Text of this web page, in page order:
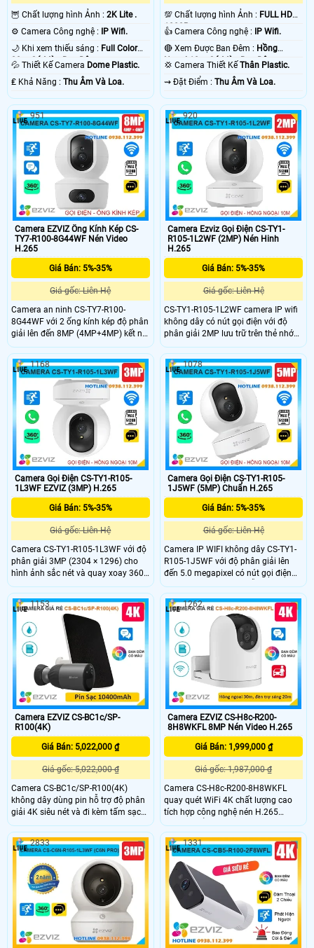
🦉 Chất lượng hình Ảnh : 2K Lite .
⚙ Camera Công nghệ :
IP Wifi.
🌙 Khi xem thiếu sáng : Full Color
20m Có Màu Ban Ðêm.
💦 Thiết Kế Camera Dome Plastic.
️₤ Khả Năng : Thu Âm Và Loa.
💯 Chất lượng hình Ảnh : FULL HD
1080P .
👍 Camera Công nghệ :
IP Wifi.
🔴 Xem Được Ban Đêm : Hồng
Ngoại 10m Có Màu Ban Ðêm.
💢 Camera Thiết KếThân Plastic.
️⇝ Đặt Điểm :Thu Âm Và Loa.
Camera EZVIZ Ống Kính Kép CS-
TY7-R100-8G44WF Nén Video
H.265
Giá Bán: 5%-35%
Giá gốc: Liên Hệ
Camera an ninh CS-TY7-R100-
8G44WF với 2 ống kính kép độ phân
giải lên đến 8MP (4MP+4MP) kết nối
wifi không dây có khe thẻ nhớ
512GB, chip xử lý CMOS. hồng ngoại
10m phát hiện chuyển động thông
minh hình ảnh sắc nét. Camera hỗ
trợ nút gọi điện thoại chỉ cần 1
chạm, 1 ống kính cố định và 1 ống
kính quay quét được 360 độ dễ
dàng sử dụng giá rẻ.
951
Camera Ezviz Gọi Điện CS-TY1-
R105-1L2WF (2MP) Nén Hinh
H.265
Giá Bán: 5%-35%
Giá gốc: Liên Hệ
CS-TY1-R105-1L2WF camera IP wifi
không dây có nút gọi điện với độ
phân giải 2MP lưu trữ trên thẻ nhớ
512GB chip xử lý CMOS cho hình
ảnh rõ nét hồng ngoại tầm nhìn xa
10m hỗ trợ chức năng tự động theo
dõi người xâm nhập Phát hiện hình
dạng con người thông minh tích
hợp mic và loa dễ dàng đàm thoại
được 2 chiều giá rẻ phù hợp lắp đặt
trong nhà.
920
Camera Gọi Điện CS-TY1-R105-
1L3WF EZVIZ (3MP) H.265
Giá Bán: 5%-35%
Giá gốc: Liên Hệ
Camera CS-TY1-R105-1L3WF với độ
phân giải 3MP (2304 × 1296) cho
hình ảnh sắc nét và quay xoay 360
độ, bao quát toàn bộ không gian.
Công nghệ nén H.265 giúp tiết kiệm
băng thông, tích hợp AI phát hiện và
theo dõi chuyển động thông minh.
Ngoài ra, camera hỗ trợ thẻ nhớ lên
đến 512GB, đàm thoại hai chiều với
micro và loa tích hợp, cùng hồng
ngoại 10m giúp quan sát rõ ràng cả
trong đêm.
1168
Camera Gọi Điện CS-TY1-R105-
1J5WF (5MP) Chuẩn H.265
Giá Bán: 5%-35%
Giá gốc: Liên Hệ
Camera IP WIFI không dây CS-TY1-
R105-1J5WF với độ phân giải lên
đến 5.0 megapixel có nút gọi điện
thoại chỉ cần 1 chạm dễ dàng giám
sát trên điện thoại hồng ngoại tầm
nhìn xa 10m. Camera được thiết kế
mỹ thuật cao và bắt mắt, camera có
khả năng xoay 360 độ tích họp mic
và loa đàm thoại 2 chiều, phát hiện
và theo dõi chuyển động thông
minh camera cho hình ảnh sắc nét
giá rẻ.
1078
Camera EZVIZ CS-BC1c/SP-
R100(4K)
Giá Bán: 5,022,000 ₫
Giá gốc: 5,022,000 ₫
Camera CS-BC1c/SP-R100(4K)
không dây dùng pin hỗ trợ độ phân
giải 4K siêu nét và đi kèm tấm sạc
năng lượng mặt trời tiện lợi. Camera
tích hợp công nghệ nén H.265 phát
hiện thông minh, đàm thoại 2 chiều
cùng hồng ngoại và đèn trợ sáng
tầm xa 15m. Thiết kế chuẩn IP65
giúp camera hoạt động bền bỉ trong
mọi điều kiện thời tiết
1153
Camera EZVIZ CS-H8c-R200-
8H8WKFL 8MP Nén Video H.265
Giá Bán: 1,999,000 ₫
Giá gốc: 1,987,000 ₫
Camera CS-H8c-R200-8H8WKFL
quay quét WiFi 4K chất lượng cao
tích hợp công nghệ nén H.265
camera nổi bật với khả năng phát
hiện người, phương tiện, theo dõi
chuyển động thông minh và cảnh
báo hiệu quả bằng còi, đèn chớp.
Với hồng ngoại 30m, đèn trợ sáng
20m, đàm thoại 2 chiều và tiêu
chuẩn IP65, đây là lựa chọn lý tưởng
cho việc giám sát an ninh
1262
2833 1331